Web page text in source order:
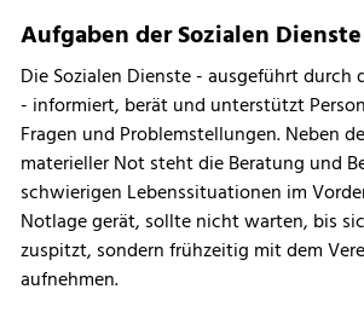
Aufgaben der Sozialen Dienste
Die Sozialen Dienste - ausgeführt durch
- informiert, berät und unterstützt
Fragen und Problemstellungen. Neben
materieller Not steht die Beratung und
schwierigen Lebenssituationen im
Notlage gerät, sollte nicht warten, bis
zuspitzt, sondern frühzeitig mit dem
aufnehmen.